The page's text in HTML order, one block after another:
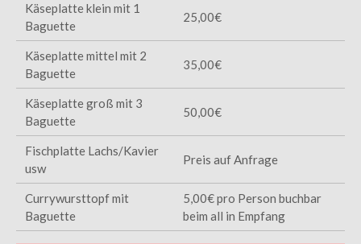
Käseplatte klein mit 1
Baguette
25,00€
Käseplatte mittel mit 2
Baguette
35,00€
Käseplatte groß mit 3
Baguette
50,00€
Fischplatte Lachs/Kavier
usw
Preis auf Anfrage
Currywursttopf mit
Baguette
5,00€ pro Person buchbar
beim all in Empfang